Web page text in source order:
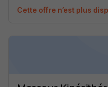
Cette offre n’est plus